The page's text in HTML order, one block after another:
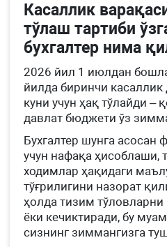
Касаллик
тўлаш тартиби
бухгалтер нима
2026 йил 1 июлдан
йилда биринчи
куни учун ҳақ тўлайди –
давлат бюджети ўз
Бухгалтер шунга асосан
учун нафақа ҳисоблаши,
ходимлар ҳақидаги
тўғрилигини назорат
ҳолда тизим тўловларни
ёки кечиктиради, бу
сизнинг зиммангизга